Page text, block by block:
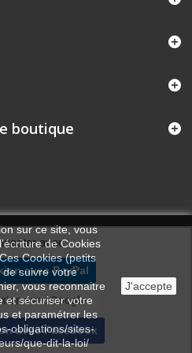
boutique
sur ce site, vous
de Cookies
Cookies (petits
suivre votre
vous reconnaitre
et sécuriser votre
et paramétrer les
obligations/sites-
que-dit-la-loi/
J'accepte
avec
avec PayPal
avec Google
avec Facebook